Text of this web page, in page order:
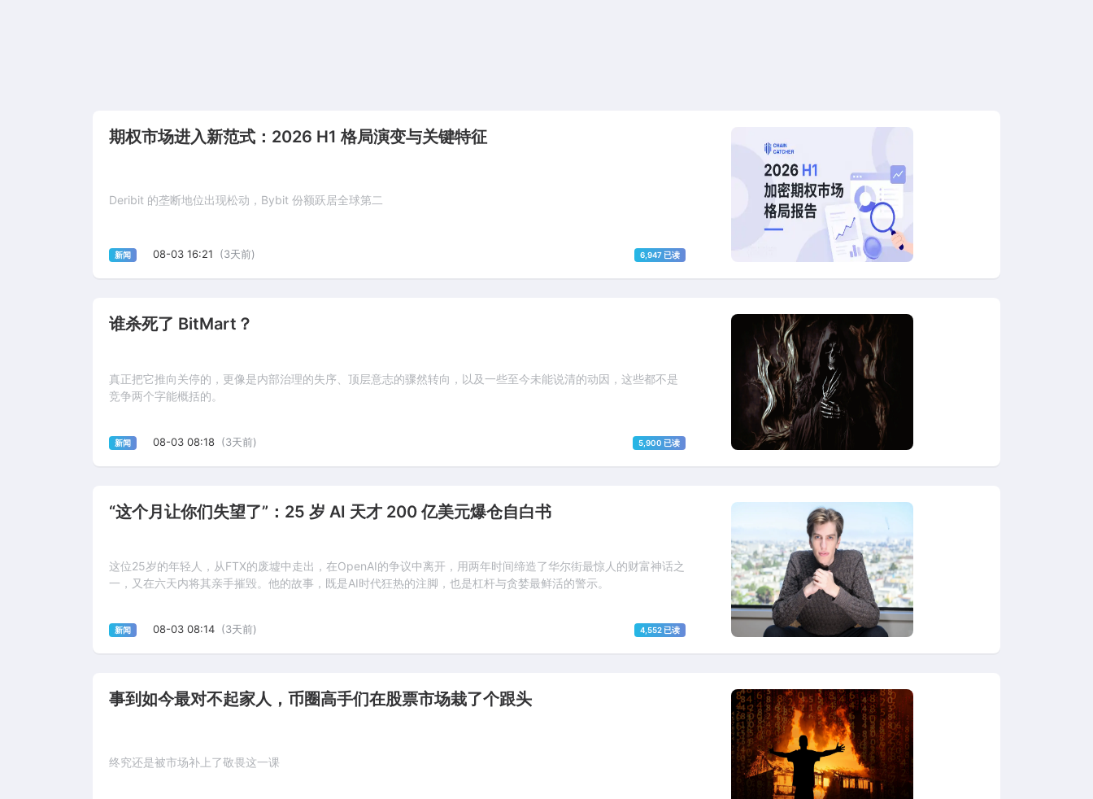
期权市场进入新范式：2026 H1 格局演变与关键特征
Deribit 的垄断地位出现松动，Bybit 份额跃居全球第二
新闻 08-03 16:21 (3天前) 6,947 已读
谁杀死了 BitMart？
真正把它推向关停的，更像是内部治理的失序、顶层意志的骤然转向，以及一些至今未能说清的动因，这些都不是
竞争两个字能概括的。
新闻 08-03 08:18 (3天前) 5,900 已读
“这个月让你们失望了”：25 岁 AI 天才 200 亿美元爆仓自白书
这位25岁的年轻人，从FTX的废墟中走出，在OpenAI的争议中离开，用两年时间缔造了华尔街最惊人的财富神话之
一，又在六天内将其亲手摧毁。他的故事，既是AI时代狂热的注脚，也是杠杆与贪婪最鲜活的警示。
新闻 08-03 08:14 (3天前) 4,552 已读
事到如今最对不起家人，币圈高手们在股票市场栽了个跟头
终究还是被市场补上了敬畏这一课